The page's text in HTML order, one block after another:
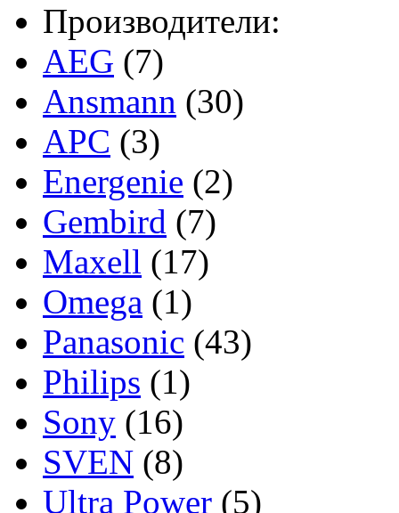
Производители:
AEG (7)
Ansmann (30)
APC (3)
Energenie (2)
Gembird (7)
Maxell (17)
Omega (1)
Panasonic (43)
Philips (1)
Sony (16)
SVEN (8)
Ultra Power (5)